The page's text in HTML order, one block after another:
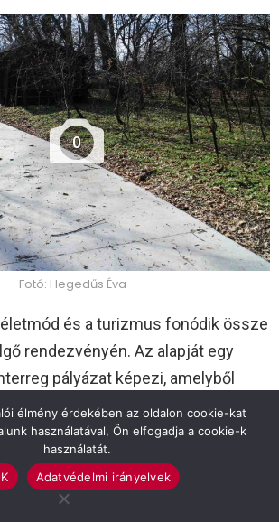
0
Fotó: Hegedűs Éva
és a turizmus fonódik össze
rendezvényén. Az alapját egy
pályázat képezi, amelyből
2,5 km-es sétaút létesült. A
Bolza Mariette nevét
névadó ünnepségre pedig április 26-
kapcsolva kerül sor.
élmény érdekében az oldalon cookie-kat
használatával, Ön elfogadja a cookie-k
használatát.
Adatvédelmi irányelvek